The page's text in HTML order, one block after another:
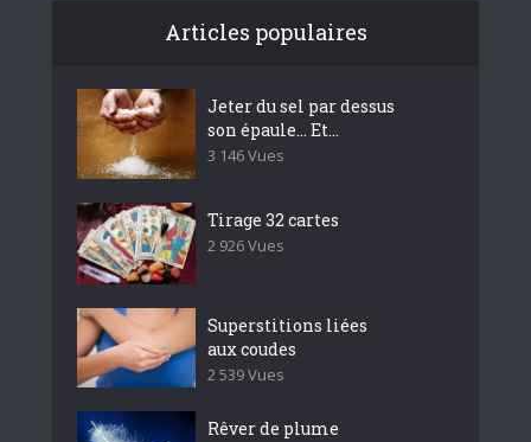
Articles populaires
Jeter du sel par dessus
son épaule… Et...
3 146 Vues
Tirage 32 cartes
2 926 Vues
Superstitions liées
aux coudes
2 539 Vues
Rêver de plume